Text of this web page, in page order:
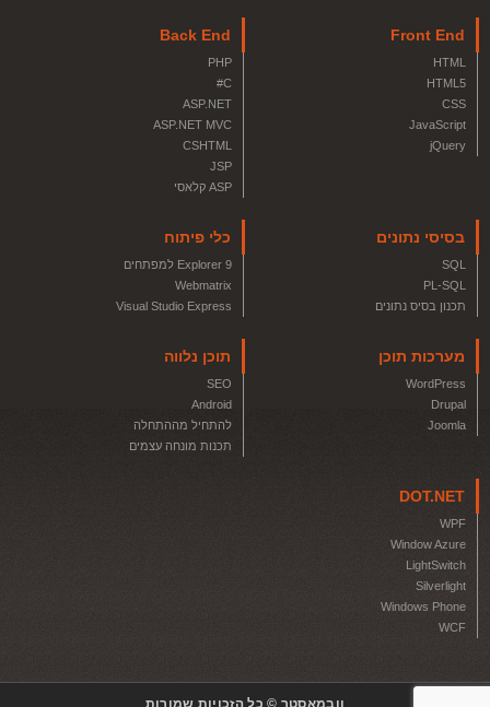
Front End
HTML
HTML5
CSS
JavaScript
jQuery
Back End
PHP
C#
ASP.NET
ASP.NET MVC
CSHTML
JSP
ASP קלאסי
בסיסי נתונים
SQL
PL-SQL
תכנון בסיס נתונים
כלי פיתוח
Explorer 9 למפתחים
Webmatrix
Visual Studio Express
מערכות תוכן
WordPress
Drupal
Joomla
תוכן נלווה
SEO
Android
להתחיל מההתחלה
תכנות מונחה עצמים
DOT.NET
WPF
Window Azure
LightSwitch
Silverlight
Windows Phone
WCF
וובמאסטר © כל הזכויות שמורות